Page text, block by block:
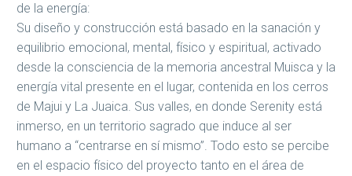
de la energía:
Su diseño y construcción está basado en la sanación y
equilibrio emocional, mental, físico y espiritual, activado
desde la consciencia de la memoria ancestral Muisca y la
energía vital presente en el lugar, contenida en los cerros
de Majui y La Juaica. Sus valles, en donde Serenity está
inmerso, en un territorio sagrado que induce al ser
humano a “centrarse en sí mismo”. Todo esto se percibe
en el espacio físico del proyecto tanto en el área de